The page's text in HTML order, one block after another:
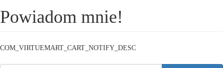
Powiadom mnie!
COM_VIRTUEMART_CART_NOTIFY_DESC